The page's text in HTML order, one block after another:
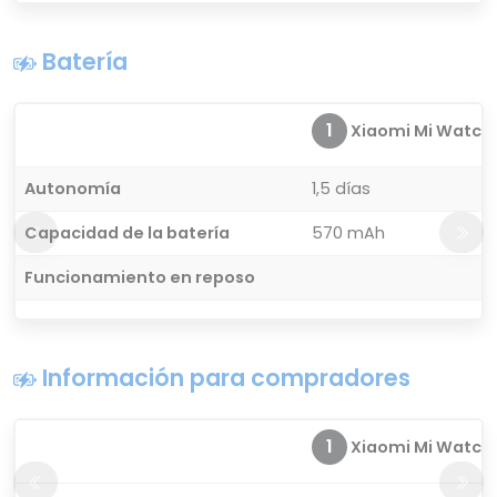
Batería
1 Xiaomi Mi Watch
Autonomía
1,5 días
Capacidad de la batería
570 mAh
Funcionamiento en reposo
Información para compradores
1 Xiaomi Mi Watch